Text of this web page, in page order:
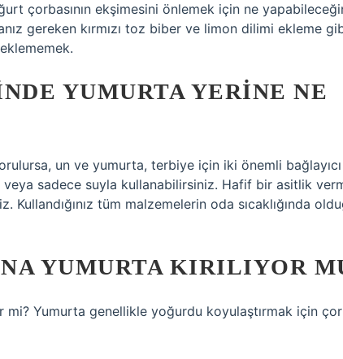
çorbasının ekşimesini önlemek için ne
gereken kırmızı toz biber ve limon dilimi ekleme
YUMURTA YERINE NE
un ve yumurta, terbiye için iki önemli bağlayıcı
sadece suyla kullanabilirsiniz. Hafif bir asitlik
Kullandığınız tüm malzemelerin oda sıcaklığında
YUMURTA KIRILIYOR
Yumurta genellikle yoğurdu koyulaştırmak için